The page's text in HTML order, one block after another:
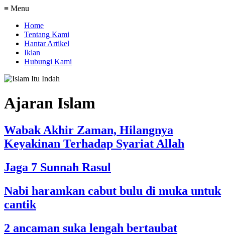
≡ Menu
Home
Tentang Kami
Hantar Artikel
Iklan
Hubungi Kami
Ajaran Islam
Wabak Akhir Zaman, Hilangnya
Keyakinan Terhadap Syariat Allah
Jaga 7 Sunnah Rasul
Nabi haramkan cabut bulu di muka untuk
cantik
2 ancaman suka lengah bertaubat